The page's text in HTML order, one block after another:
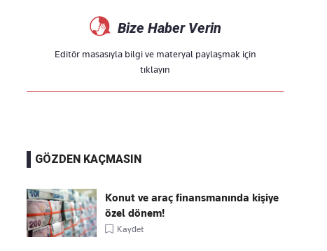
Bize Haber Verin
Editör masasıyla bilgi ve materyal paylaşmak için
tıklayın
GÖZDEN KAÇMASIN
Konut ve araç finansmanında kişiye
özel dönem!
Kaydet